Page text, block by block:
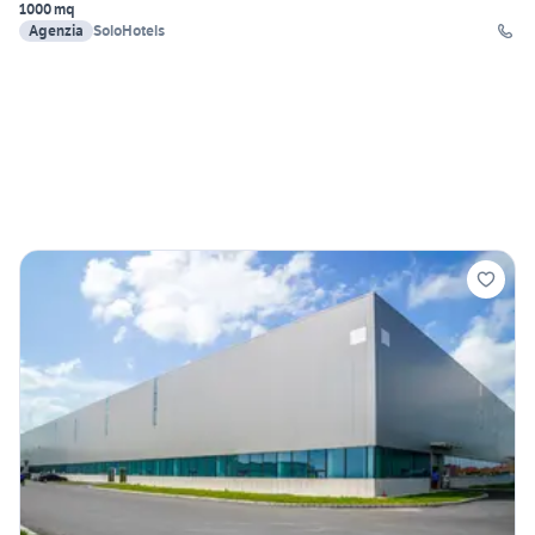
1000 mq
Agenzia SoloHotels